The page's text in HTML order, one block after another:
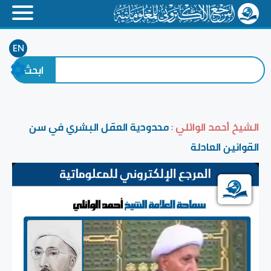
EN
الشيخ أحمد الوائلي :محدودية العقل البشري في سن
القوانين العادلة